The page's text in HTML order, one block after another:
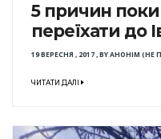
5 причин
переїхати до
19 ВЕРЕСНЯ , 2017,BYАНОНІМ (НЕ
ЧИТАТИ ДАЛІ